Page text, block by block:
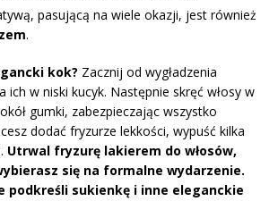
pasującą na wiele okazji, jest również
.
kok? Zacznij od wygładzenia
ich w niski kucyk. Następnie skręć włosy w
gumki, zabezpieczając wszystko
dodać fryzurze lekkości, wypuść kilka
Utrwal fryzurę lakierem do włosów,
się na formalne wydarzenie.
podkreśli sukienkę i inne eleganckie